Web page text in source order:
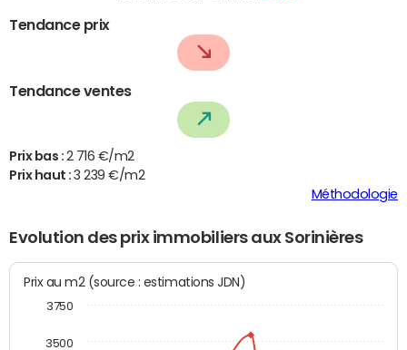
Tendance prix
Tendance ventes
Prix bas : 2 716 €/m2
Prix haut :3 239 €/m2
Méthodologie
Evolution des prix immobiliers aux Sorinières
Prix au m2 (source : estimations JDN)
3500
3750